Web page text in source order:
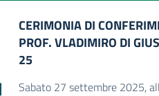
CERIMONIA DI
PROF. VLADIMIRO DI
25
Sabato 27 settembre 2025,